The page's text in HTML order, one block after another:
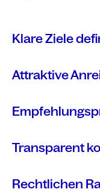
Klare Ziele
Attraktive
Transparent
Rechtlichen